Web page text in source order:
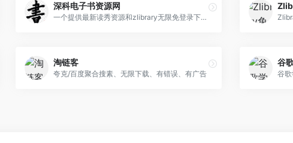
深科电子书资源网
一个提供最新读秀资源和zlibrary无限免登录下载的资源网站，包括近1000w册读秀电子书资源和zlibrary在线源站资源下载
淘链客
夸克/百度聚合搜素、无限下载、有错误、有广告
谷
谷